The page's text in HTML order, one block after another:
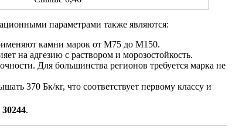
параметрами также являются:
камни марок от М75 до М150.
на адгезию с раствором и морозостойкость.
Для большинства регионов требуется марка не
370 Бк/кг, что соответствует первому классу и
.